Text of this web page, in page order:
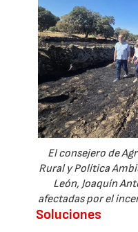
El consejero de
Rural y Política
León, Joaquín
afectadas por el
Soluciones